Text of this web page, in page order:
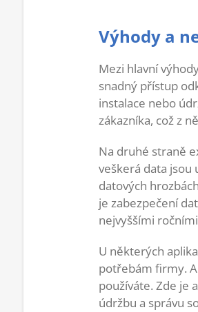
Výhody a
Mezi hlavní
snadný přístup
instalace nebo
zákazníka, což z
Na druhé straně
veškerá data jsou
datových
je zabezpečení
nejvyššími
U některých
potřebám firmy.
používáte. Zde je
údržbu a správu